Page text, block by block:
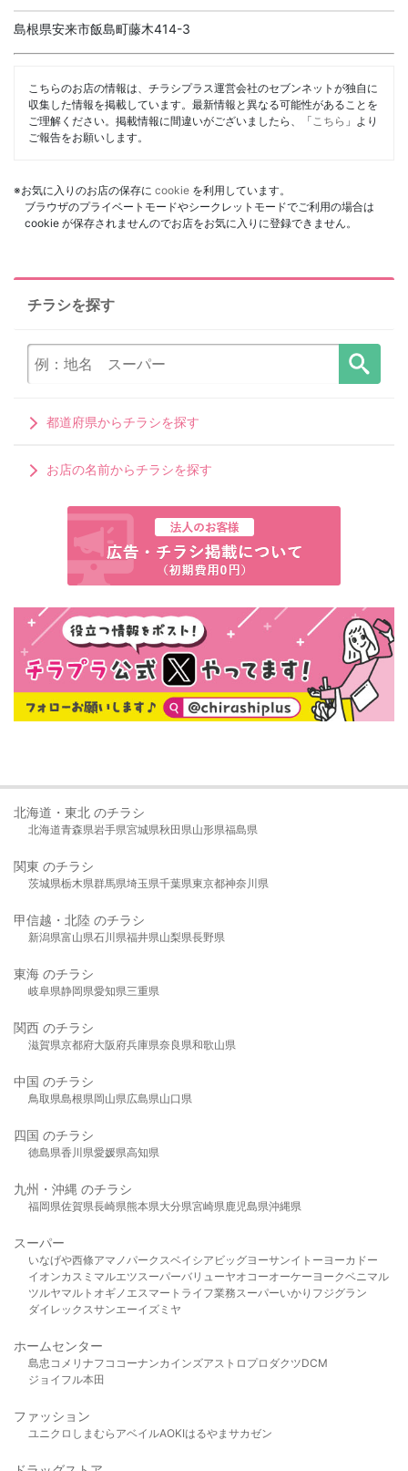
島根県安来市飯島町藤木414-3
こちらのお店の情報は、チラシプラス運営会社のセブンネットが独自に
収集した情報を掲載しています。最新情報と異なる可能性があることを
ご理解ください。掲載情報に間違いがございましたら、「 こちら 」より
ご報告をお願いします。
※お気に入りのお店の保存に cookie を利用しています。
ブラウザのプライベートモードやシークレットモードでご利用の場合は
cookie が保存されませんのでお店をお気に入りに登録できません。
チラシを探す
都道府県からチラシを探す
お店の名前からチラシを探す
北海道・東北 のチラシ
北海道青森県岩手県宮城県秋田県山形県福島県
関東 のチラシ
茨城県栃木県群馬県埼玉県千葉県東京都神奈川県
甲信越・北陸 のチラシ
新潟県富山県石川県福井県山梨県長野県
東海 のチラシ
岐阜県静岡県愛知県三重県
関西 のチラシ
滋賀県京都府大阪府兵庫県奈良県和歌山県
中国 のチラシ
鳥取県島根県岡山県広島県山口県
四国 のチラシ
徳島県香川県愛媛県高知県
九州・沖縄 のチラシ
福岡県佐賀県長崎県熊本県大分県宮崎県鹿児島県沖縄県
スーパー
いなげや西條アマノパークスベイシア ビッグヨーサンイトーヨーカドー
イオンカスミ マルエツスーパーバリューヤオコーオーケー ヨークベニマル
ツルヤマルト オギノ エスマート ライフ業務スーパーいかり フジグラン
ダイレックスサンエーイズミヤ
ホームセンター
島忠 コメリ ナフコ コーナンカインズアストロプロダクツDCM
ジョイフル本田
ファッション
ユニクロ しまむら アベイルAOKIはるやま サカゼン